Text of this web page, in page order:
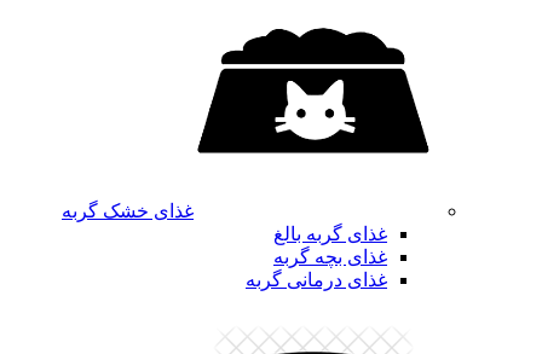
غذای خشک گربه
غذای گربه بالغ
غذای بچه گربه
غذای درمانی گربه